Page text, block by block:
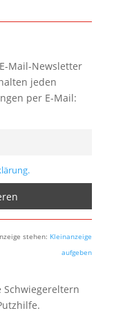
Mail-Newsletter
jeden
per E-Mail:
stehen: Kleinanzeige
aufgeben
Schwiegereltern